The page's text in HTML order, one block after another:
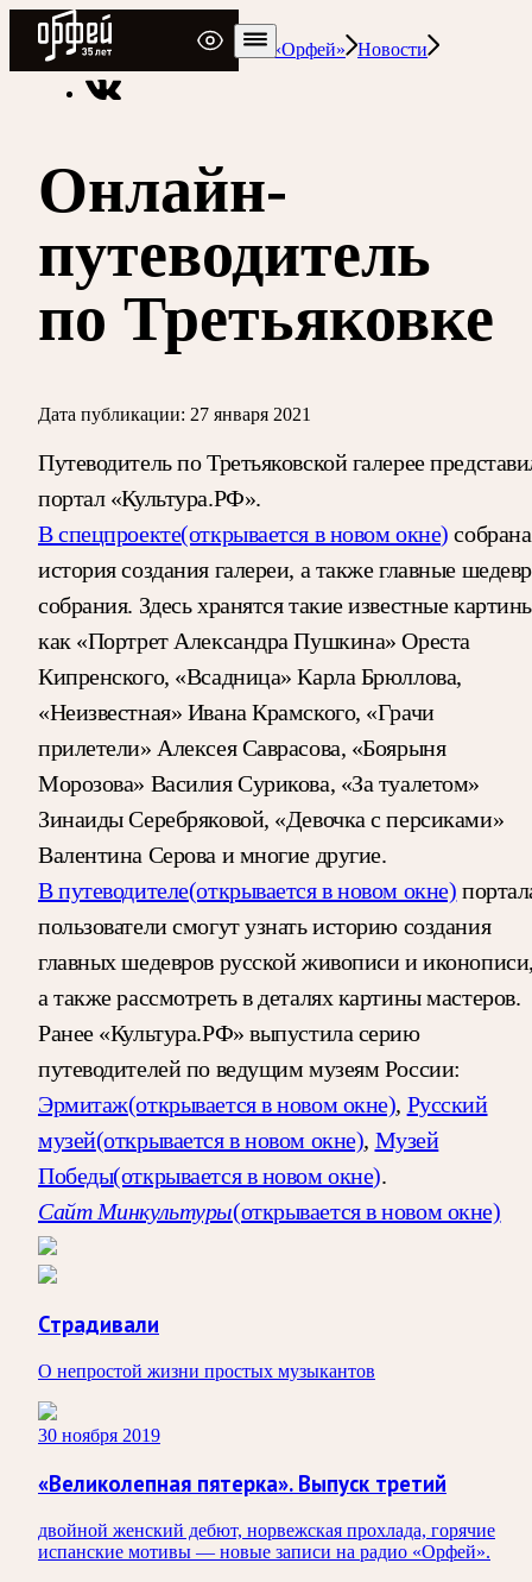
Радио Орфей
Радио классической музыки «Орфей»
Новости
Онлайн-
путеводитель
по Третьяковке
Дата публикации: 27 января 2021
Путеводитель по Третьяковской галерее
портал «Культура.РФ».
В спецпроекте(открывается в новом окне) собрана
история создания галереи, а также главные
собрания. Здесь хранятся такие известные
как «Портрет Александра Пушкина» Ореста
Кипренского, «Всадница» Карла Брюллова,
«Неизвестная» Ивана Крамского, «Грачи
прилетели» Алексея Саврасова, «Боярыня
Морозова» Василия Сурикова, «За туалетом»
Зинаиды Серебряковой, «Девочка с персиками»
Валентина Серова и многие другие.
В путеводителе(открывается в новом окне)
пользователи смогут узнать историю создания
главных шедевров русской живописи и
а также рассмотреть в деталях картины мастеров.
Ранее «Культура.РФ» выпустила серию
путеводителей по ведущим музеям России:
Эрмитаж(открывается в новом окне), Русский
музей(открывается в новом окне), Музей
Победы(открывается в новом окне).
Сайт Минкультуры(открывается в новом окне)
Страдивали
О непростой жизни простых музыкантов
30 ноября 2019
«Великолепная пятерка». Выпуск третий
двойной женский дебют, норвежская прохлада, горячие
испанские мотивы — новые записи на радио «Орфей».